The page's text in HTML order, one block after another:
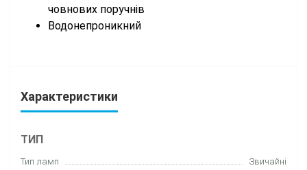
човнових поручнів
Водонепроникний
Характеристики
ТИП
Тип ламп
Звичайні